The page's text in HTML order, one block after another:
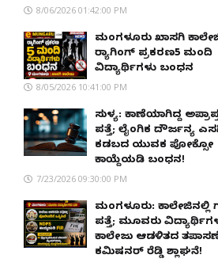
8/06/2026 01:42:00 PM
ಮಂಗಳೂರು ಖಾಸಗಿ
ರ‌್ಯಾಗಿಂಗ್ ಪ್ರಕರಣ5 ಮಂದಿ
ವಿದ್ಯಾರ್ಥಿಗಳು ಬಂಧನ
8/05/2026 10:41:00 PM
ಸುಳ್ಯ: ಕಾಣೆಯಾಗಿದ್ದ
ಪತ್ತೆ; ಲೈಂಗಿಕ ದೌರ್ಜನ್ಯ
ಕಡಬದ ಯುವಕ ಪೋಕ್ಸೋ
ಕಾಯ್ದೆಯಡಿ ಬಂಧನ!
7/23/2026 09:30:00 PM
ಮಂಗಳೂರು: ಕಾಲೇಜಿನಲ್ಲಿ
ಪತ್ತೆ; ಮೂವರು
ಕಾಲೇಜು ಆಡಳಿತದ
ಕಮಿಷನರ್ ರೆಡ್ಡಿ ಶ್ಲಾಘನೆ!